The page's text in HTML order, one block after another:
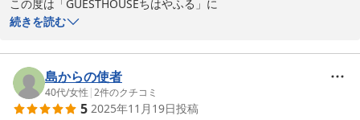
改めてまして、この度のご利用誠にありがとうご
また、お部屋を綺麗にお使いくださり重ねて
お礼申し上げます。
お母さまはじめ皆さまに、お礼の旨お伝えいただければ幸いです。
この度は「GUESTHOUSEちはやふる」に
ご宿泊いただき、また心温まるお言葉を
「全てに大満足」「我が家のように寛げる宿」とのお言葉まで頂戴
し、大変嬉しくとても
励みになります。
続きを読む
島からの使者
40代/女性 |2件のクチコミ
5 2025年11月19日投稿